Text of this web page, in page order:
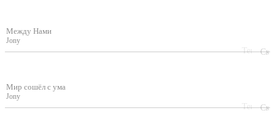
Между Нами
Jony
Мир сошёл с ума
Jony